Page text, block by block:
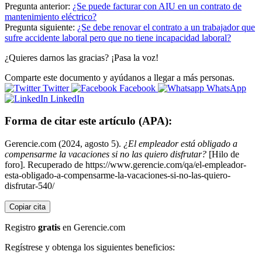
Pregunta anterior: ¿Se puede facturar con AIU en un contrato de
mantenimiento eléctrico?
Pregunta siguiente: ¿Se debe renovar el contrato a un trabajador que
sufre accidente laboral pero que no tiene incapacidad laboral?
¿Quieres darnos las gracias? ¡Pasa la voz!
Comparte este documento y ayúdanos a llegar a más personas.
Twitter
Facebook
WhatsApp
LinkedIn
Forma de citar este artículo (APA):
Gerencie.com (2024, agosto 5). ¿El empleador está obligado a
compensarme la vacaciones si no las quiero disfrutar? [Hilo de
foro]. Recuperado de https://www.gerencie.com/qa/el-empleador-
esta-obligado-a-compensarme-la-vacaciones-si-no-las-quiero-
disfrutar-540/
Copiar cita
Registro gratis en Gerencie.com
Regístrese y obtenga los siguientes beneficios: